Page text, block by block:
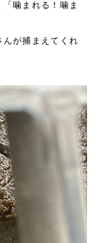
噛まれる！噛ま
んが捕まえてくれ